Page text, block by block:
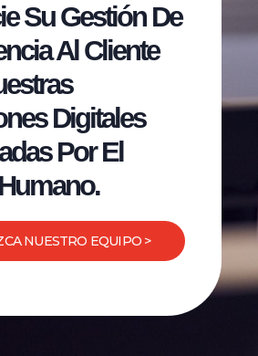
Su Gestión De
Al Cliente
Digitales
Por El
NUESTRO EQUIPO >